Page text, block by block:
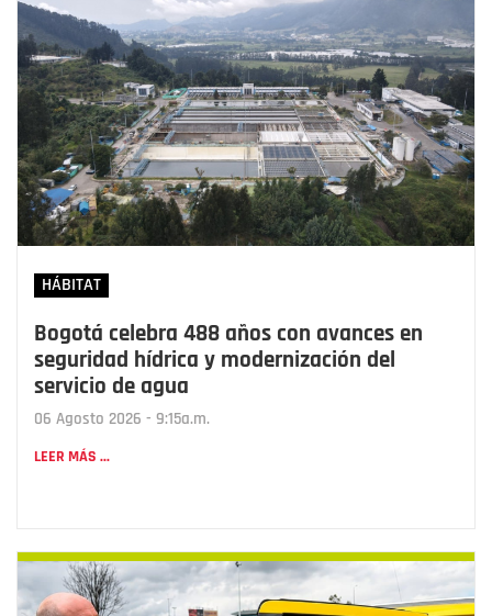
HÁBITAT
Bogotá celebra 488 años con avances en
seguridad hídrica y modernización del
servicio de agua
06 Agosto 2026 - 9:15a.m.
LEER MÁS ...